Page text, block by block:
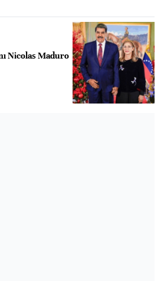
Nicolas Maduro